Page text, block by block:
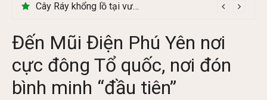
Cây Ráy khổng lồ tại vườn Quốc gia Cúc Phương
Đến Mũi Điện Phú Yên nơi
cực đông Tổ quốc, nơi đón
bình minh “đầu tiên”